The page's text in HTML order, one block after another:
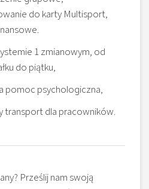
do karty Multisport,
1 zmianowym, od
do piątku,
pomoc psychologiczna,
transport dla pracowników.
Prześlij nam swoją